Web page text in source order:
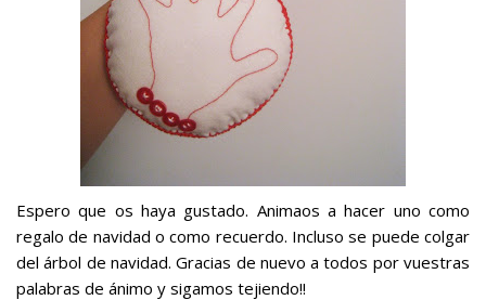
Espero que os haya gustado. Animaos a hacer uno como
regalo de navidad o como recuerdo. Incluso se puede colgar
del árbol de navidad. Gracias de nuevo a todos por vuestras
palabras de ánimo y sigamos tejiendo!!